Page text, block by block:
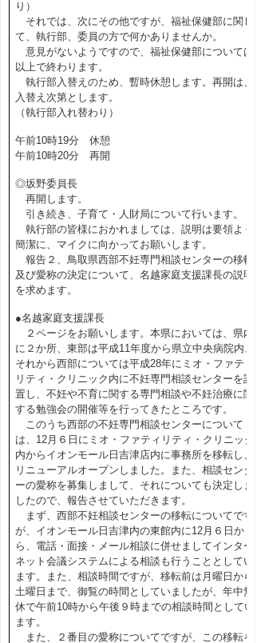
り）
それでは、次にその他ですが、福祉保健部に関し
て、執行部、委員の方で何かありませんか。
意見がないようですので、福祉保健部については
以上で終わります。
執行部入替えのため、暫時休憩します。再開は、
入替え次第とします。
（執行部入れ替わり）
午前10時19分 休憩
午前10時20分 再開
◎坂野委員長
再開します。
引き続き、子育て・人財局について行います。
執行部の皆様におかれましては、説明は要領よく
簡潔に、マイクに向かってお願いします。
報告２、鳥取県西部不妊専門相談センターの移転
及び愛称の決定について、名越家庭支援課長の説明
を求めます。
●名越家庭支援課長
２ページをお願いします。本県においては、県内
に２か所、東部は平成11年度から県立中央病院内、
それから西部については平成28年にミオ・ファティ
リティ・クリニック内に不妊専門相談センターを設
置し、不妊や不育に関する専門相談や不妊治療に関
する勉強会の開催等を行ってきたところです。
このうち西部の不妊専門相談センターについて
は、12月６日にミオ・ファティリティ・クリニック
内からイオンモール日吉津店内に事務所を移転し、
リニューアルオープンしました。また、相談センタ
ーの愛称を募集しまして、それについても決定しま
したので、報告させていただきます。
まず、西部不妊相談センターの移転についてです
が、イオンモール日吉津内の東館内に12月６日か
ら、電話・面接・メール相談に併せましてインター
ネット会議システムによる相談も行うこととしてい
ます。また、相談時間ですが、移転前は月曜日から
土曜日まで、御覧の時間としていましたが、年中無
休で午前10時から午後９時までの相談時間としてい
ます。
また、２番目の愛称についてですが、この移転を